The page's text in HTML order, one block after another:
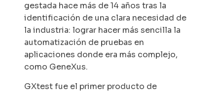
gestada hace más de 14 años tras la
identificación de una clara necesidad de
la industria: lograr hacer más sencilla la
automatización de pruebas en
aplicaciones donde era más complejo,
como GeneXus.
GXtest fue el primer producto de